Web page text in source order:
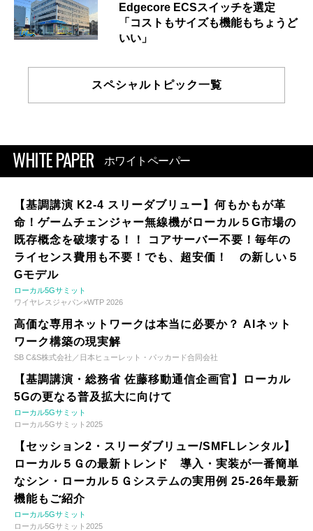
Edgecore ECSスイッチを選定
「コストもサイズも機能もちょうど
いい」
スペシャルトピック一覧
WHITE PAPER ホワイトペーパー
【基調講演 K2-4 スリーダブリュー】何もかもが革
命！ゲームチェンジャー無線機がローカル５G市場の
既存概念を破壊する！！ コアサーバー不要！毎年の
ライセンス費用も不要！でも、超安価！ の新しい５
Gモデル
ローカル5Gサミット
ワイヤレスジャパン×WTP 2026
高価な専用ネットワークは本当に必要か？ AIネット
ワーク構築の現実解
SB C&S株式会社／日本ヒューレット・パッカード合同会社
【基調講演・総務省 佐藤移動通信企画官】ローカル
5Gの更なる普及拡大に向けて
ローカル5Gサミット
ローカル5Gサミット2025
【セッション2・スリーダブリュー/SMFLレンタル】
ローカル５Ｇの最新トレンド 導入・実装が一番簡単
なシン・ローカル５Ｇシステムの実用例 25-26年最新
機能もご紹介
ローカル5Gサミット
ローカル5Gサミット2025